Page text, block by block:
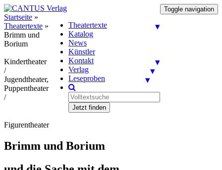
Toggle navigation
Theatertexte
Katalog
News
Künstler
Kontakt
Verlag
Leseproben
Jetzt finden
Startseite »
Theatertexte »
Brimm und
Borium
Kindertheater
/
Jugendtheater,
Puppentheater
/
Figurentheater
Brimm und Borium